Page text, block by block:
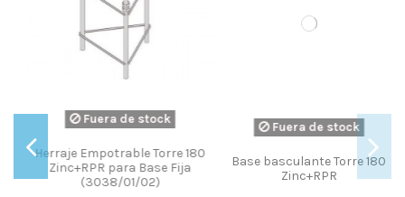
Fuera de stock
Base basculante Torre 180
Zinc+RPR
Fuera de stock
Base Fija Torre 180 Zinc+RPR